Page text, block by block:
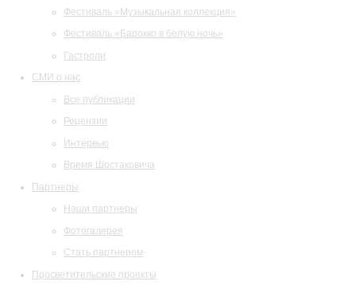
Фестиваль «Музыкальная коллекция»
Фестиваль «Барокко в белую ночь»
Гастроли
СМИ о нас
Все публикации
Рецензии
Интервью
Время Шостаковича
Партнеры
Наши партнеры
Фотогалерея
Стать партнером
Просветительские проекты